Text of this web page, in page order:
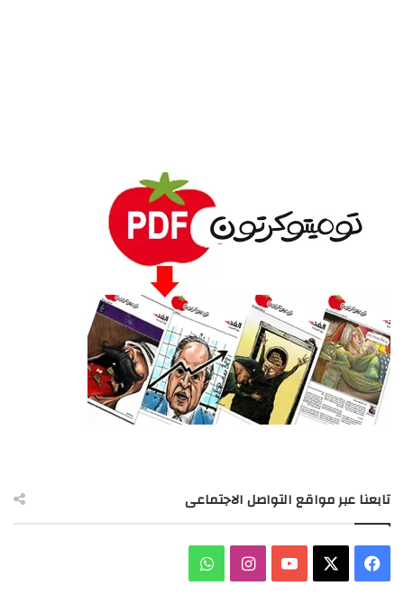
تابعنا عبر مواقع التواصل الاجتماعى
فيسبوك ‫YouTubeانستقرامواتساب